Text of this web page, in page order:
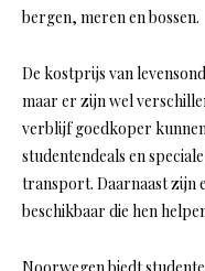
bergen, meren en bossen.
De kostprijs van
maar er zijn wel
verblijf goedkoper
studentendeals en
transport. Daarnaast zijn
beschikbaar die hen